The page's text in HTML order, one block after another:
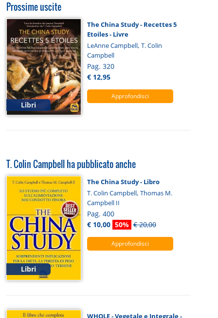
Prossime uscite
Libri
The China Study - Recettes 5
Etoiles - Livre
LeAnne Campbell, T. Colin
Campbell
Pag. 320
€ 12,95
Approfondisci
T. Colin Campbell ha pubblicato anche
Libri
The China Study - Libro
T. Colin Campbell, Thomas M.
Campbell II
Pag. 400
€ 10,00 50% € 20,00
Approfondisci
WHOLE - Vegetale e Integrale -